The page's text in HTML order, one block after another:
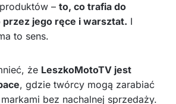
– to, co trafia do
przez jego ręce i warsztat. I
to sens.
że LeszkoMotoTV jest
, gdzie twórcy mogą zarabiać
bez nachalnej sprzedaży.